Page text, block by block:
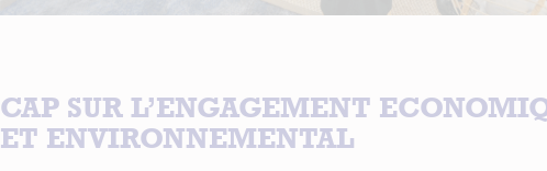
CAP SUR L’ENGAGEMENT
ET ENVIRONNEMENTAL